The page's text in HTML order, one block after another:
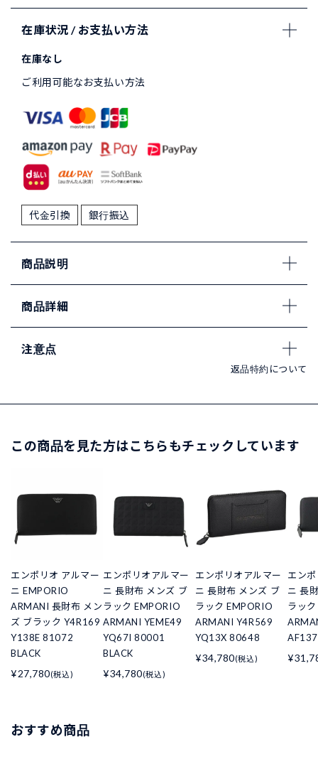
在庫状況 / お支払い方法
在庫なし
ご利用可能なお支払い方法
代金引換 銀行振込
商品説明
商品詳細
注意点
返品特約について
この商品を見た方はこちらもチェックしています
エンポリオ アルマー
ニ EMPORIO
ARMANI 長財布 メン
ズ ブラック Y4R169
Y138E 81072
BLACK
¥27,780(税込)
エンポリオアルマー
ニ 長財布 メンズ ブ
ラック EMPORIO
ARMANI YEME49
YQ67I 80001
BLACK
¥34,780(税込)
エンポリオアルマー
ニ 長財布 メンズ ブ
ラック EMPORIO
ARMANI Y4R569
YQ13X 80648
¥34,780(税込)
エン
ニ 長
ラッ
おすすめ商品